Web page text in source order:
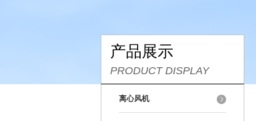
产品展示
PRODUCT DISPLAY
离心风机